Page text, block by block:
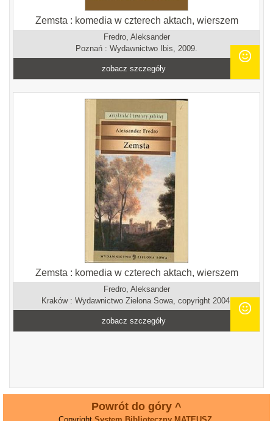
Zemsta : komedia w czterech aktach, wierszem
Fredro, Aleksander
Poznań : Wydawnictwo Ibis, 2009.
zobacz szczegóły
Zemsta : komedia w czterech aktach, wierszem
Fredro, Aleksander
Kraków : Wydawnictwo Zielona Sowa, copyright 2004.
zobacz szczegóły
Powrót do góry ^